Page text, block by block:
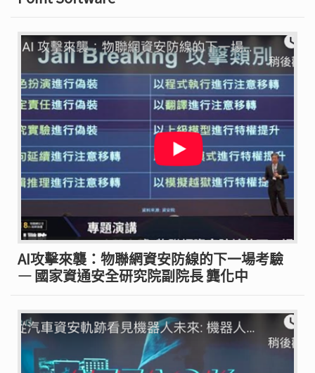
AI攻擊來襲：物聯網資安防線的下一場考驗
— 國家資通安全研究院副院長 龔化中